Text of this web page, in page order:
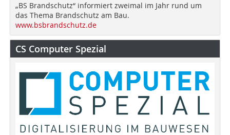
„BS Brandschutz“ informiert zweimal im Jahr rund um
das Thema Brandschutz am Bau.
www.bsbrandschutz.de
CS Computer Spezial